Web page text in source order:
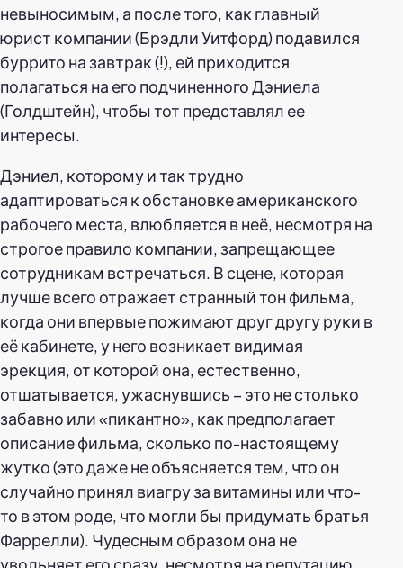
невыносимым, а после того, как главный
юрист компании (Брэдли Уитфорд) подавился
буррито на завтрак (!), ей приходится
полагаться на его подчиненного Дэниела
(Голдштейн), чтобы тот представлял ее
интересы.
Дэниел, которому и так трудно
адаптироваться к обстановке американского
рабочего места, влюбляется в неё, несмотря на
строгое правило компании, запрещающее
сотрудникам встречаться. В сцене, которая
лучше всего отражает странный тон фильма,
когда они впервые пожимают друг другу руки в
её кабинете, у него возникает видимая
эрекция, от которой она, естественно,
отшатывается, ужаснувшись – это не столько
забавно или «пикантно», как предполагает
описание фильма, сколько по-настоящему
жутко (это даже не объясняется тем, что он
случайно принял виагру за витамины или что-
то в этом роде, что могли бы придумать братья
Фаррелли). Чудесным образом она не
увольняет его сразу, несмотря на репутацию